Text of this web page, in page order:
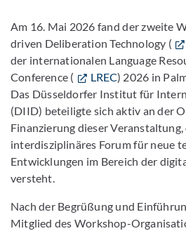
Am 16. Mai 2026 fand der zweite
driven Deliberation Technology (
der internationalen Language
Conference (
LREC) 2026 in
Das Düsseldorfer Institut für
(DIID) beteiligte sich aktiv an der
Finanzierung dieser Veranstaltung,
interdisziplinäres Forum für neue
Entwicklungen im Bereich der
versteht.
Nach der Begrüßung und
Mitglied des Workshop-